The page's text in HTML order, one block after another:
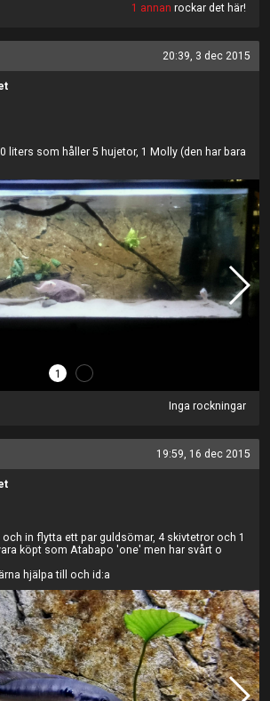
1 annan rockar det här!
20:39, 3 dec 2015
liters som håller 5 hujetor, 1 Molly (den har bara
1
Inga rockningar
19:59, 16 dec 2015
och in flytta ett par guldsömar, 4 skivtetror och 1
köpt som Atabapo 'one' men har svårt o
hjälpa till och id:a